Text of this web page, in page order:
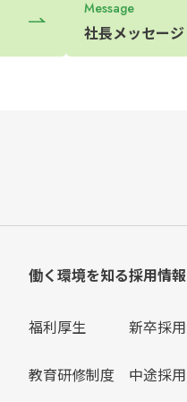
Message
社長メッセージ
働く環境を知る
福利厚生
教育研修制度
採用情報
新卒採用
中途採用